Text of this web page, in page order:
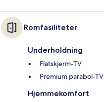
Romfasiliteter
Underholdning
Flatskjerm-TV
Premium parabol-TV
Hjemmekomfort